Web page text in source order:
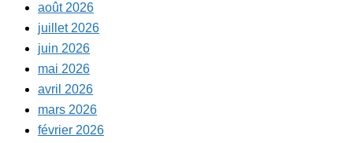
août 2026
juillet 2026
juin 2026
mai 2026
avril 2026
mars 2026
février 2026